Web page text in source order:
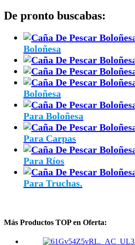
De pronto buscabas:
Boloñesa
Boloñesa
Para Boloñesa
Para Carpas
Para Ríos
Para Truchas.
Más Productos TOP en Oferta: